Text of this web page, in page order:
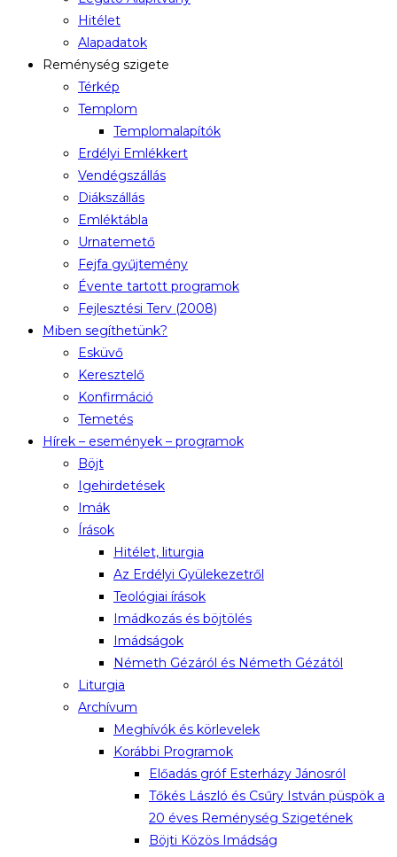
Hitélet
Alapadatok
Reménység szigete
Térkép
Templom
Templomalapítók
Erdélyi Emlékkert
Vendégszállás
Diákszállás
Emléktábla
Urnatemető
Fejfa gyűjtemény
Évente tartott programok
Fejlesztési Terv (2008)
Miben segíthetünk?
Esküvő
Keresztelő
Konfirmáció
Temetés
Hírek – események – programok
Böjt
Igehirdetések
Imák
Írások
Hitélet, liturgia
Az Erdélyi Gyülekezetről
Teológiai írások
Imádkozás és böjtölés
Imádságok
Németh Gézáról és Németh Gézától
Liturgia
Archívum
Meghívók és körlevelek
Korábbi Programok
Előadás gróf Esterházy Jánosról
Tőkés László és Csűry István püspök a
20 éves Reménység Szigetének
Böjti Közös Imádság